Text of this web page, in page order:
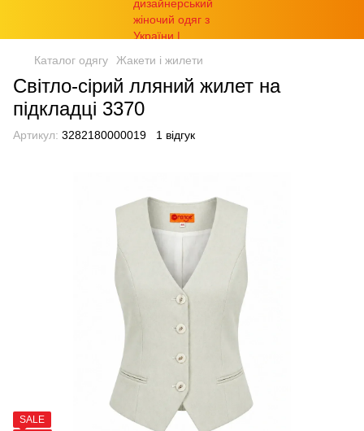
Каталог одягу Жакети і жилети
Світло-сірий лляний жилет на
підкладці 3370
Артикул: 3282180000019 1 відгук
SALE